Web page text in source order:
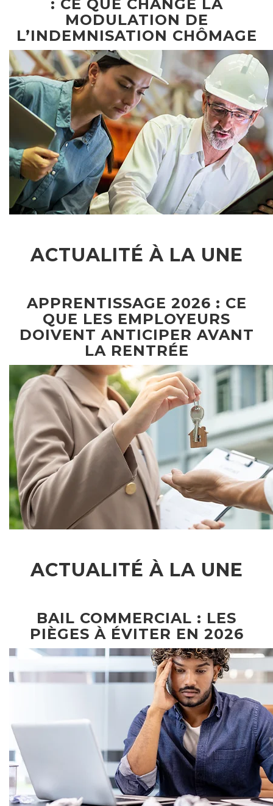
: CE QUE CHANGE LA
MODULATION DE
L’INDEMNISATION CHÔMAGE
ACTUALITÉ À LA UNE
APPRENTISSAGE 2026 : CE
QUE LES EMPLOYEURS
DOIVENT ANTICIPER AVANT
LA RENTRÉE
ACTUALITÉ À LA UNE
BAIL COMMERCIAL : LES
PIÈGES À ÉVITER EN 2026